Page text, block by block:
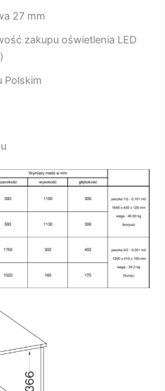
27 mm
zakupu oświetlenia LED
Polskim